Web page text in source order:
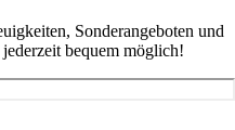
Sonderangeboten und
bequem möglich!